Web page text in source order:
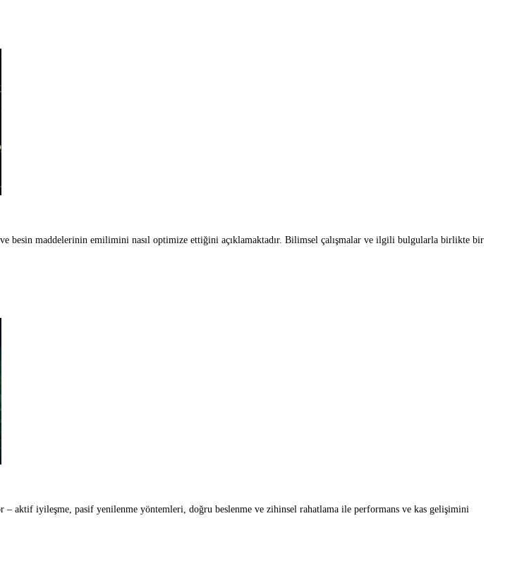
besin maddelerinin emilimini nasıl optimize ettiğini açıklamaktadır. Bilimsel çalışmalar ve ilgili bulgularla birlikte bir
aktif iyileşme, pasif yenilenme yöntemleri, doğru beslenme ve zihinsel rahatlama ile performans ve kas gelişimini